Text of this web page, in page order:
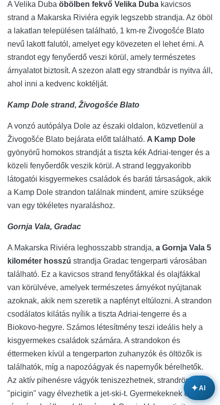
A Velika Duba öbölben fekvő Velika Duba kavicsos
strand a Makarska Riviéra egyik legszebb strandja. Az öböl
a lakatlan településen található, 1 km-re Živogošće Blato
nevű lakott falutól, amelyet egy kövezeten el lehet érni. A
strandot egy fenyőerdő veszi körül, amely természetes
árnyalatot biztosít. A szezon alatt egy strandbár is nyitva áll,
ahol inni a kedvenc koktélját.
Kamp Dole strand, Živogošće Blato
A vonzó autópálya Dole az északi oldalon, közvetlenül a
Živogošće Blato bejárata előtt található. A Kamp Dole
gyönyörű homokos strandját a tiszta kék Adriai-tenger és a
közeli fenyőerdők veszik körül. A strand leggyakoribb
látogatói kisgyermekes családok és baráti társaságok, akik
a Kamp Dole strandon találnak mindent, amire szüksége
van egy tökéletes nyaraláshoz.
Gornja Vala, Gradac
A Makarska Riviéra leghosszabb strandja, a Gornja Vala 5
kilométer hosszú strandja Gradac tengerparti városában
található. Ez a kavicsos strand fenyőfákkal és olajfákkal
van körülvéve, amelyek természetes árnyékot nyújtanak
azoknak, akik nem szeretik a napfényt eltúlozni. A strandon
csodálatos kilátás nyílik a tiszta Adriai-tengerre és a
Biokovo-hegyre. Számos létesítmény teszi ideális hely a
kisgyermekes családok számára. A strandokon és
éttermeken kívül a tengerparton zuhanyzók és öltözők is
találhatók, míg a napozóágyak és napernyők bérelhetők.
Az aktív pihenésre vágyók teniszezhetnek, strandröplabda,
"picigin" vagy élvezhetik a jet-ski-t. Gyermekeknek egy
✦AI